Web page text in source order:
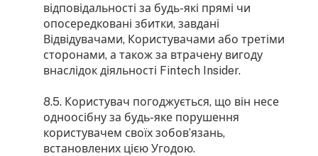
відповідальності за будь-які прямі чи
опосередковані збитки, завдані
Відвідувачами, Користувачами або третіми
сторонами, а також за втрачену вигоду
внаслідок діяльності Fintech Insider.
8.5. Користувач погоджується, що він несе
одноосібну за будь-яке порушення
користувачем своїх зобов’язань,
встановлених цією Угодою.